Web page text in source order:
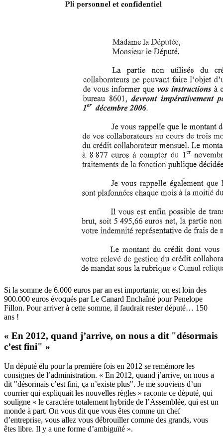
Si la somme de 6.000 euros par an est importante, on est loin des
900.000 euros évoqués par Le Canard Enchaîné pour Penelope
Fillon. Pour arriver à cette somme, il faudrait rester député… 150
ans !
« En 2012, quand j’arrive, on nous a dit "désormais
c’est fini" »
Un député élu pour la première fois en 2012 se remémore les
consignes de l’administration. « En 2012, quand j’arrive, on nous a
dit "désormais c’est fini, ça n’existe plus". Je me souviens d’un
courrier qui expliquait les nouvelles règles » raconte ce député, qui
souligne « le caractère totalement hybride de l’Assemblée, qui est un
monde à part. On vous dit que vous êtes comme un chef
d’entreprise, vous allez vous débrouiller comme des grands, vous
êtes libre. Il y a une forme d’ambiguïté ».